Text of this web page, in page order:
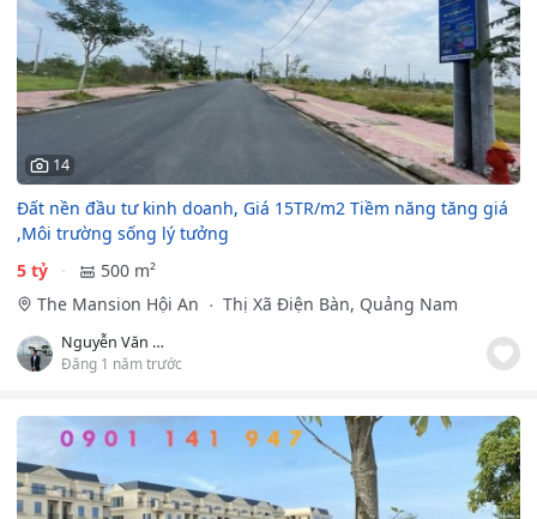
14
Đất nền đầu tư kinh doanh, Giá 15TR/m2 Tiềm năng tăng giá
,Môi trường sống lý tưởng
5 tỷ
500 m²
The Mansion Hội An
Thị Xã Điện Bàn, Quảng Nam
Nguyễn Văn Quy
Đăng 1 năm trước